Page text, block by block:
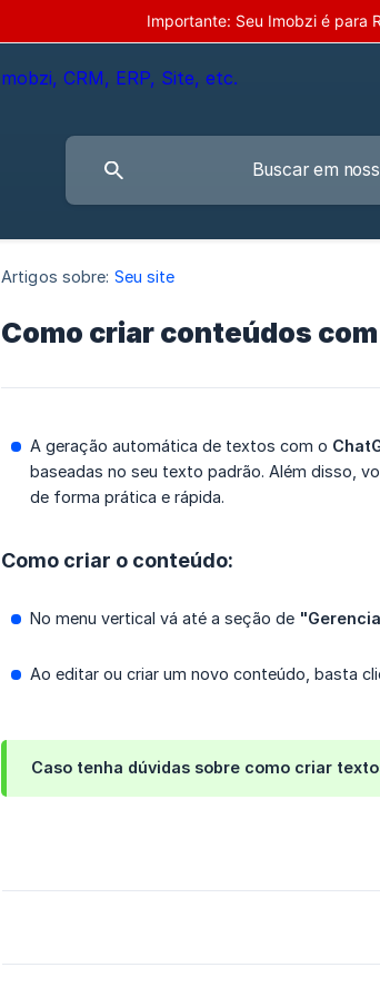
Importante: Seu Imobzi é para
Artigos sobre: Seu site
Como criar conteúdos
A geração automática de textos com o
baseadas no seu texto padrão. Além disso,
de forma prática e rápida.
Como criar o conteúdo:
No menu vertical vá até a seção de
Ao editar ou criar um novo conteúdo, basta
Caso tenha dúvidas sobre como criar